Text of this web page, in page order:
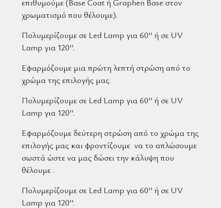
χρωματισμό που θέλουμε).
Πολυμερίζουμε σε Led Lamp για 60’’ ή σε UV
Lamp για 120’’.
Εφαρμόζουμε μια πρώτη λεπτή στρώση από το
χρώμα της επιλογής μας.
Πολυμερίζουμε σε Led Lamp για 60’’ ή σε UV
Lamp για 120’’.
Εφαρμόζουμε δεύτερη στρώση από το χρώμα της
επιλογής μας και φροντίζουμε να το απλώσουμε
σωστά ώστε να μας δώσει την κάλυψη που
θέλουμε .
Πολυμερίζουμε σε Led Lamp για 60’’ ή σε UV
Lamp για 120’’.